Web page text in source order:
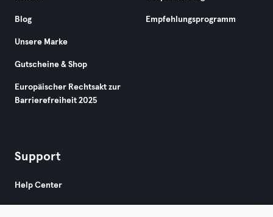
Blog
Unsere Marke
Gutscheine & Shop
Europäischer Rechtsakt zur
Barrierefreiheit 2025
Empfehlungsprogramm
Support
Help Center